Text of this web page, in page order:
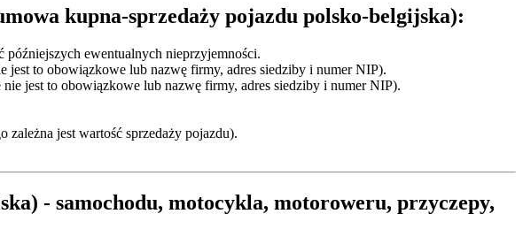
kupna-sprzedaży pojazdu polsko-belgijska):
ewentualnych nieprzyjemności.
jest to obowiązkowe lub nazwę firmy, adres siedziby i numer NIP).
jest to obowiązkowe lub nazwę firmy, adres siedziby i numer NIP).
jest wartość sprzedaży pojazdu).
- samochodu, motocykla, motoroweru, przyczepy,